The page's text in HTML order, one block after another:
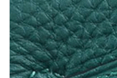
6047607/obuv z LOEWE
Cena poptávka